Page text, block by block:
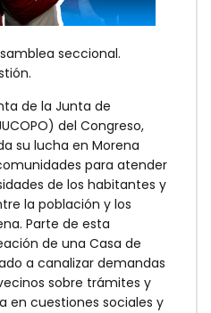
seccional.
de la Junta de
del Congreso,
su lucha en Morena
para atender
de los habitantes y
la población y los
Parte de esta
de una Casa de
a canalizar demandas
sobre trámites y
en cuestiones sociales y